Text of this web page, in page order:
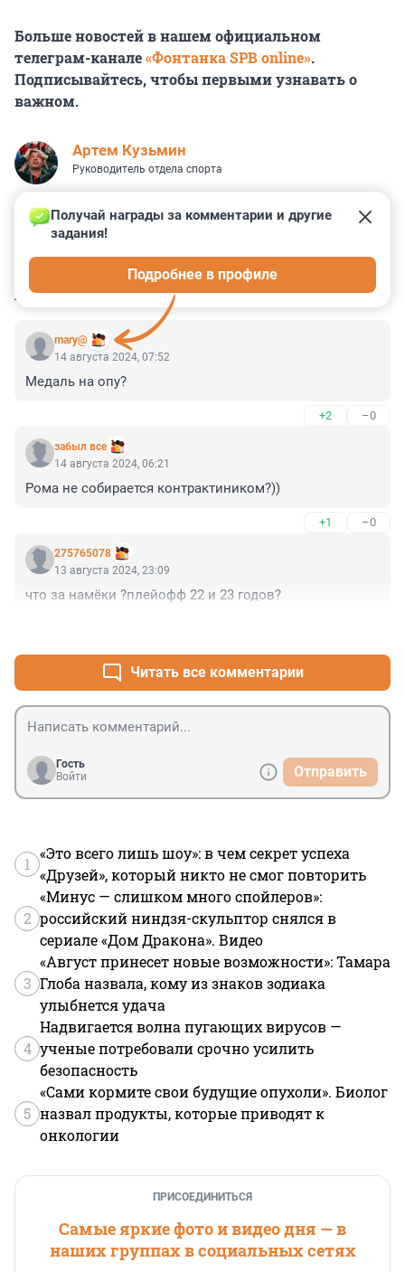
Больше новостей в нашем официальном
телеграм-канале«Фонтанка SPB online».
Подписывайтесь, чтобы первыми узнавать о
важном.
Артем Кузьмин
Руководитель отдела спорта
КОММЕНТАРИИ 15
mary@
Получай награды за комментарии и другие
задания!
Подробнее в профиле
14 августа 2024, 07:52
Медаль на опу?
+2 –0
забыл все
14 августа 2024, 06:21
Рома не собирается контрактиником?))
+1 –0
275765078
13 августа 2024, 23:09
что за намёки ?плейофф 22 и 23 годов?
Читать все комментарии
Гость
Войти
Отправить
1
«Это всего лишь шоу»: в чем секрет успеха
«Друзей», который никто не смог повторить
2
«Минус — слишком много спойлеров»:
российский ниндзя-скульптор снялся в
сериале «Дом Дракона». Видео
3
«Август принесет новые возможности»: Тамара
Глоба назвала, кому из знаков зодиака
улыбнется удача
4
Надвигается волна пугающих вирусов —
ученые потребовали срочно усилить
безопасность
5
«Сами кормите свои будущие опухоли». Биолог
назвал продукты, которые приводят к
онкологии
ПРИСОЕДИНИТЬСЯ
Самые яркие фото и видео дня — в
наших группах в социальных сетях